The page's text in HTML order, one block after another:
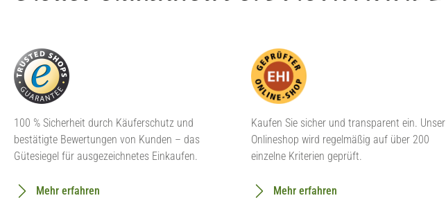
100 % Sicherheit durch Käuferschutz und
bestätigte Bewertungen von Kunden – das
Gütesiegel für ausgezeichnetes Einkaufen.
Mehr erfahren
Kaufen Sie sicher und transparent ein. Unser
Onlineshop wird regelmäßig auf über 200
einzelne Kriterien geprüft.
Mehr erfahren